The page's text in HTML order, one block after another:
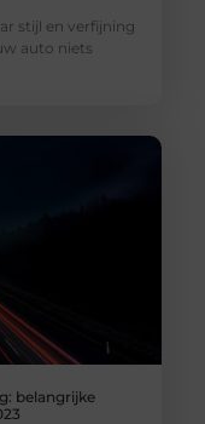
stijl en verfijning
auto niets
belangrijke